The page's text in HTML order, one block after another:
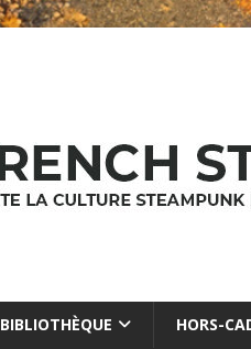
BIBLIOTHÈQUE HORS-